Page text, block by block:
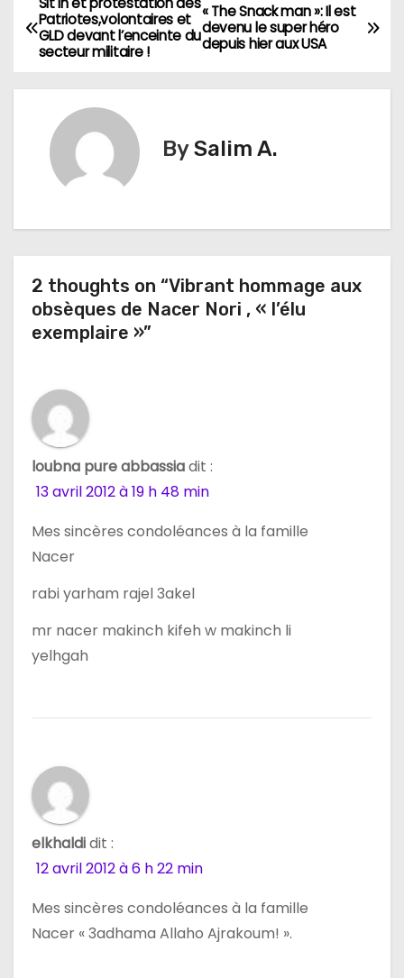
N
a
v
o
d
e
a
r
t
e
« The Snack man »: Il est
devenu le super héro
depuis hier aux USA
Patriotes,volontaires et
GLD devant l’enceinte du
secteur militaire !
BySalim A.
2 thoughts on “Vibrant hommage aux
obsèques de Nacer Nori , « l’élu
exemplaire »”
loubna pure abbassiadit :
13 avril 2012 à 19 h 48 min
Mes sincères condoléances à la famille
Nacer
rabi yarham rajel 3akel
mr nacer makinch kifeh w makinch li
yelhgah
elkhaldidit :
12 avril 2012 à 6 h 22 min
Mes sincères condoléances à la famille
Nacer « 3adhama Allaho Ajrakoum! ».